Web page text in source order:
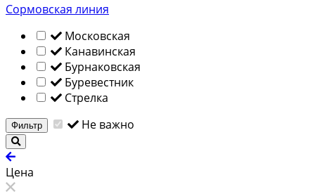
Сормовская линия
Московская
Канавинская
Бурнаковская
Буревестник
Стрелка
Фильтр Не важно
Цена